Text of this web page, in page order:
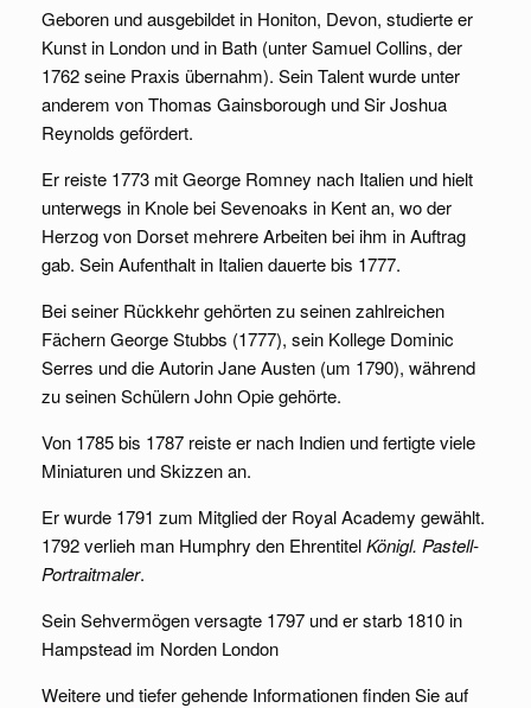
Geboren und ausgebildet in Honiton, Devon, studierte er
Kunst in London und in Bath (unter Samuel Collins, der
1762 seine Praxis übernahm). Sein Talent wurde unter
anderem von Thomas Gainsborough und Sir Joshua
Reynolds gefördert.
Er reiste 1773 mit George Romney nach Italien und hielt
unterwegs in Knole bei Sevenoaks in Kent an, wo der
Herzog von Dorset mehrere Arbeiten bei ihm in Auftrag
gab. Sein Aufenthalt in Italien dauerte bis 1777.
Bei seiner Rückkehr gehörten zu seinen zahlreichen
Fächern George Stubbs (1777), sein Kollege Dominic
Serres und die Autorin Jane Austen (um 1790), während
zu seinen Schülern John Opie gehörte.
Von 1785 bis 1787 reiste er nach Indien und fertigte viele
Miniaturen und Skizzen an.
Er wurde 1791 zum Mitglied der Royal Academy gewählt.
1792 verlieh man Humphry den EhrentitelKönigl. Pastell-
Portraitmaler.
Sein Sehvermögen versagte 1797 und er starb 1810 in
Hampstead im Norden London
Weitere und tiefer gehende Informationen finden Sie auf